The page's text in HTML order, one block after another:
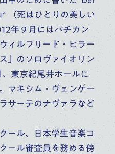
岡本 美智子
高校 大学
大学・大学院（修士）
（死はひとりの美しい
年９月にはバチカン
ィルフリード・ヒラー
」のソロヴァイオリン
東京紀尾井ホールに
マキシム・ヴェンゲー
サーテのナヴァラなど
ール、日本学生音楽コ
ール審査員を務める傍